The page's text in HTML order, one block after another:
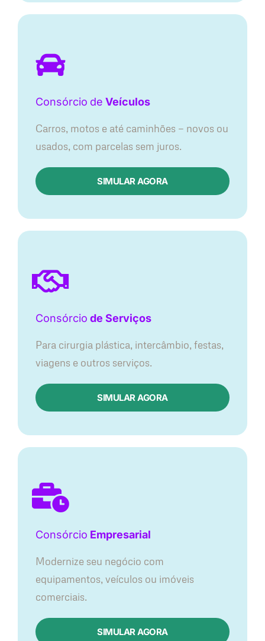
Consórcio de Veículos
Carros, motos e até caminhões — novos ou
usados, com parcelas sem juros.
SIMULAR AGORA
Consórcio de Serviços
Para cirurgia plástica, intercâmbio, festas,
viagens e outros serviços.
SIMULAR AGORA
Consórcio Empresarial
Modernize seu negócio com
equipamentos, veículos ou imóveis
comerciais.
SIMULAR AGORA